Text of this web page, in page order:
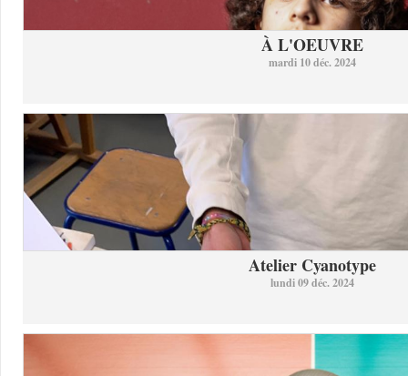
À L'OEUVRE
mardi 10 déc. 2024
Atelier Cyanotype
lundi 09 déc. 2024